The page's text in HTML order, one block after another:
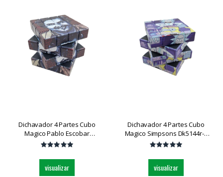
Dichavador 4 Partes Cubo
Magico Pablo Escobar
Dk5144p-4 Und
visualizar
Dichavador 4 Partes Cubo
Magico Simpsons Dk5144r-4
Und
visualizar